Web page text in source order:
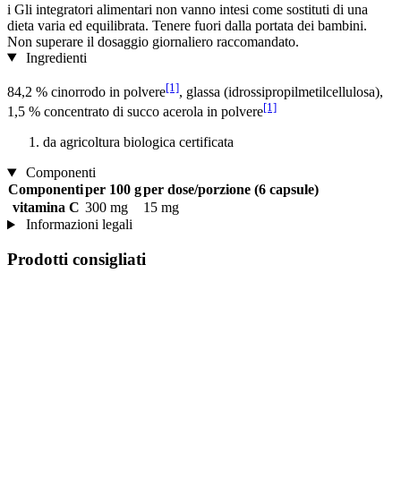
i Gli integratori alimentari non vanno intesi come sostituti di una
dieta varia ed equilibrata. Tenere fuori dalla portata dei bambini.
Non superare il dosaggio giornaliero raccomandato.
Ingredienti
84,2 % cinorrodo in polvere[1], glassa (idrossipropilmetilcellulosa),
1,5 % concentrato di succo acerola in polvere[1]
da agricoltura biologica certificata
Componenti
Componentiper 100 gper dose/porzione (6 capsule)
vitamina C 300 mg
15 mg
Informazioni legali
Prodotti consigliati